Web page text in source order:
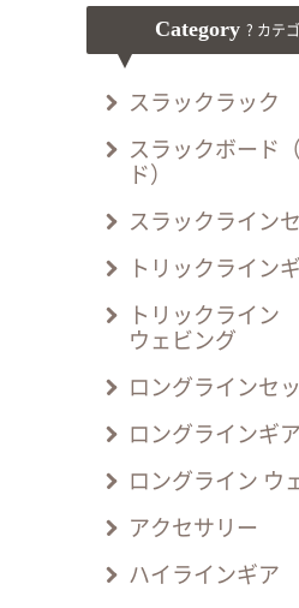
Category ? カテ
スラックラック
スラックボード
ド）
スラックライン
トリックライン
トリックライン
ウェビング
ロングラインセ
ロングラインギア
ロングライン ウ
アクセサリー
ハイラインギア